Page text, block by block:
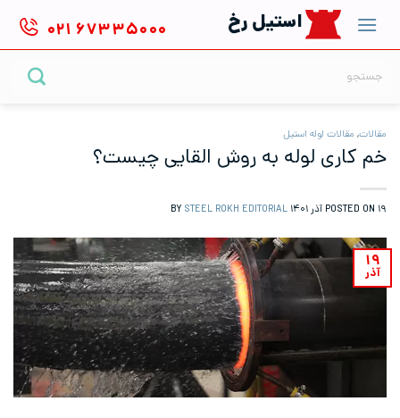
content
استیل رخ ۰۲۱ ۶۷۳۳۵۰۰۰
مقالات, مقالات لوله استیل
خم کاری لوله به روش القایی چیست؟
POSTED ON ۱۹ آذر ۱۴۰۱ STEEL ROKH EDITORIAL
۱۹
آذر